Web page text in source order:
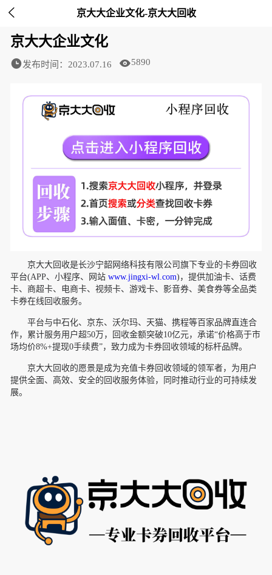
 京大大企业文化-京大大回收
京大大企业文化
发布时间：2023.07.16 5890
京大大回收是长沙宁韶网络科技有限公司旗下专业的卡券回收
平台(APP、小程序、网站 www.jingxi-wl.com)，提供加油卡、话费
卡、商超卡、电商卡、视频卡、游戏卡、影音券、美食券等全品类
卡券在线回收服务。
平台与中石化、京东、沃尔玛、天猫、携程等百家品牌直连合
作，累计服务用户超50万，回收金额突破10亿元，承诺“价格高于市
场均价8%+提现0手续费”，致力成为卡券回收领域的标杆品牌。
京大大回收的愿景是成为充值卡券回收领域的领军者，为用户
提供全面、高效、安全的回收服务体验，同时推动行业的可持续发
展。